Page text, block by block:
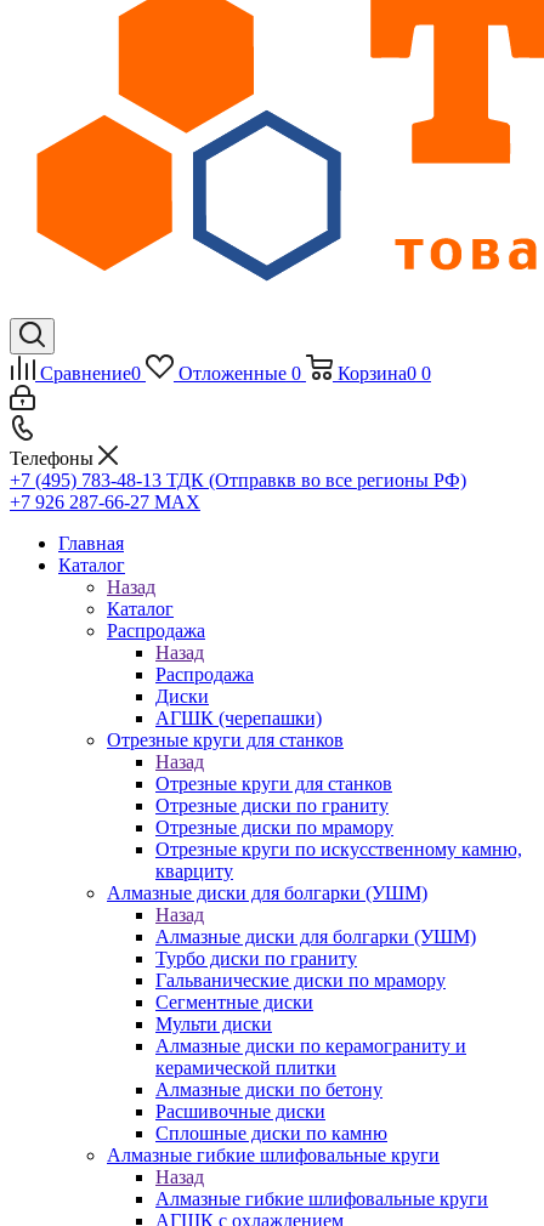
Сравнение0 Отложенные 0 Корзина0 0
Телефоны
+7 (495) 783-48-13 ТДК (Отправкв во все регионы РФ)
+7 926 287-66-27 МАХ
Главная
Каталог
Назад
Каталог
Распродажа
Назад
Распродажа
Диски
АГШК (черепашки)
Отрезные круги для станков
Назад
Отрезные круги для станков
Отрезные диски по граниту
Отрезные диски по мрамору
Отрезные круги по искусственному камню,
кварциту
Алмазные диски для болгарки (УШМ)
Назад
Алмазные диски для болгарки (УШМ)
Турбо диски по граниту
Гальванические диски по мрамору
Сегментные диски
Мульти диски
Алмазные диски по керамограниту и
керамической плитки
Алмазные диски по бетону
Расшивочные диски
Сплошные диски по камню
Алмазные гибкие шлифовальные круги
Назад
Алмазные гибкие шлифовальные круги
АГШК с охлаждением